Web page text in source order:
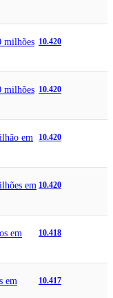
milhões 10.420
milhões 10.420
em
10.420
em 10.420
em
10.418
em
10.417